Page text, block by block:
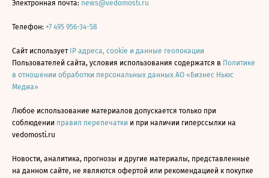
Электронная почта: news@vedomosti.ru
Телефон: +7 495 956-34-58
Сайт использует IP адреса, cookie и данные геолокации
Пользователей сайта, условия использования содержатся в Политике
в отношении обработки персональных данных АО «Бизнес Ньюс
Медиа»
Любое использование материалов допускается только при
соблюдении правил перепечатки и при наличии гиперссылки на
vedomosti.ru
Новости, аналитика, прогнозы и другие материалы, представленные
на данном сайте, не являются офертой или рекомендацией к покупке